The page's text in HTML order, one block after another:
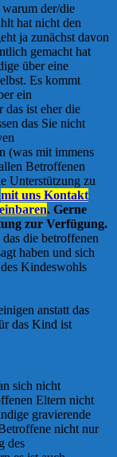
warum der/die
hat nicht den
ja zunächst davon
gemacht hat
über eine
Es kommt
ein
das ist eher die
das Sie nicht
(was mit immens
Betroffenen
Unterstützung zu
mit uns Kontakt
. Gerne
zur Verfügung.
die betroffenen
haben und sich
Kindeswohls
anstatt das
das Kind ist
sich nicht
Eltern nicht
gravierende
nicht nur
des